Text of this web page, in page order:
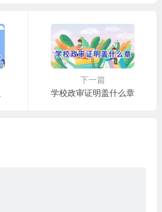
下一篇
学校政审证明盖什么章